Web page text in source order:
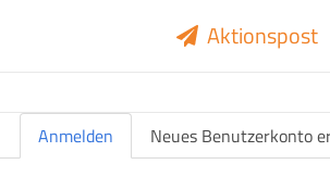
Aktionspost
Anmelden(aktiver Reiter)Neues Benutzerkonto